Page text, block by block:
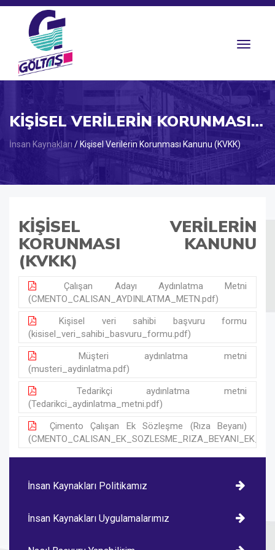
Toggle
KIŞISEL VERILERIN KORUNMASI KANUNU
İnsan Kaynakları / Kişisel Verilerin Korunması Kanunu (KVKK)
KIŞISEL VERILERIN
KORUNMASI KANUNU
(KVKK)
Çalışan Adayı Aydınlatma Metni
(CMENTO_CALISAN_AYDINLATMA_METN.pdf)
Kişisel veri sahibi başvuru formu
(kisisel_veri_sahibi_basvuru_formu.pdf)
Müşteri aydınlatma metni
(musteri_aydinlatma.pdf)
Tedarikçi aydınlatma metni
(Tedarikci_aydinlatma_metni.pdf)
Çimento Çalışan Ek Sözleşme (Rıza Beyanı)
İnsan Kaynakları Politikamız
İnsan Kaynakları Uygulamalarımız